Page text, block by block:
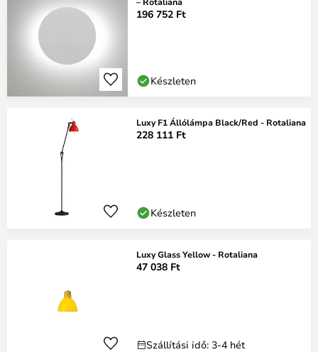
196 752 Ft
Készleten
Luxy F1 Állólámpa Black/Red - Rotaliana
228 111 Ft
Készleten
Luxy Glass Yellow - Rotaliana
47 038 Ft
Szállítási idő: 3-4 hét